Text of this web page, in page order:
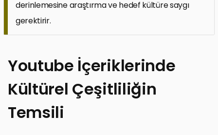
derinlemesine araştırma ve hedef kültüre saygı
gerektirir.
Youtube İçeriklerinde
Kültürel Çeşitliliğin
Temsili